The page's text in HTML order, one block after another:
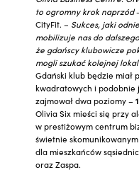
to ogromny krok naprzód
CityFit. – Sukces, jaki
mobilizuje nas do
że gdańscy klubowicze
mogli szukać kolejnej
Gdański klub będzie miał
kwadratowych i podobnie
zajmował dwa poziomy –
Olivia Six mieści się przy
w prestiżowym centrum
świetnie
dla mieszkańców
oraz Zaspa.